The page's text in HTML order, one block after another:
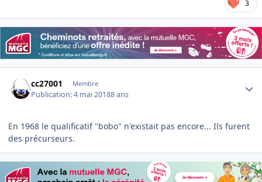
3
cc27001 Membre
Publication:4 mai 20188 ans
En 1968 le qualificatif "bobo" n'existait pas encore... Ils furent
des précurseurs.